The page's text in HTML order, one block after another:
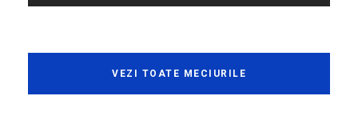
VEZI TOATE MECIURILE